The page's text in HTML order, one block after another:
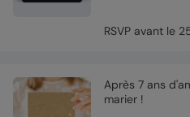
RSVP avant le
Après 7 ans
marier !